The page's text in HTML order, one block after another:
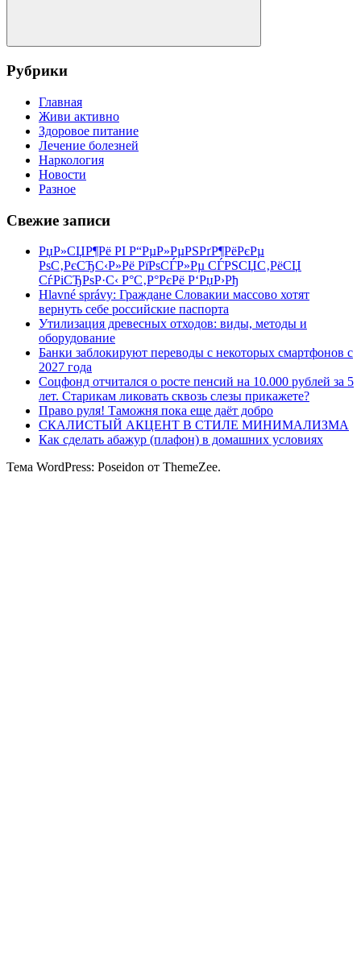
Поиск
Рубрики
Главная
Живи активно
Здоровое питание
Лечение болезней
Наркология
Новости
Разное
Свежие записи
РџР»СЏР¶Рё РІ Р“РµР»РµРЅРґР¶РёРєРµ
РѕС‚РєСЂС‹Р»Рё РїРѕСЃР»Рµ СЃРЅСЏС‚РёСЏ
СѓРіСЂРѕР·С‹ Р°С‚Р°РєРё Р‘РџР›Рђ
Hlavné správy: Граждане Словакии массово хотят
вернуть себе российские паспорта
Утилизация древесных отходов: виды, методы и
оборудование
Банки заблокируют переводы с некоторых смартфонов с
2027 года
Соцфонд отчитался о росте пенсий на 10.000 рублей за 5
лет. Старикам ликовать сквозь слезы прикажете?
Право руля! Таможня пока еще даёт добро
СКАЛИСТЫЙ АКЦЕНТ В СТИЛЕ МИНИМАЛИЗМА
Как сделать абажур (плафон) в домашних условиях
Тема WordPress: Poseidon от ThemeZee.